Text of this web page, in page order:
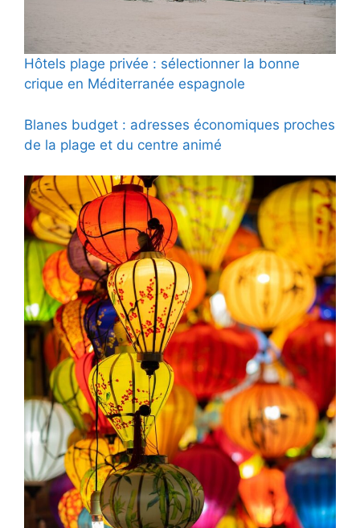
Hôtels plage privée : sélectionner la bonne
crique en Méditerranée espagnole
Blanes budget : adresses économiques proches
de la plage et du centre animé